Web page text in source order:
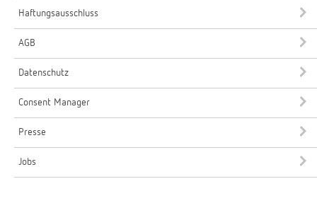
Haftungsausschluss
AGB
Datenschutz
Consent Manager
Presse
Jobs